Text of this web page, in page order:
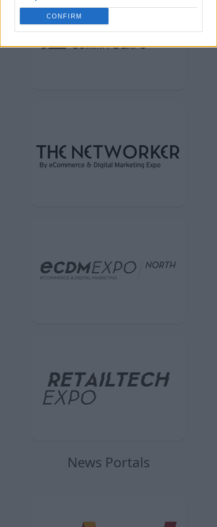
CONFIRM
News Portals